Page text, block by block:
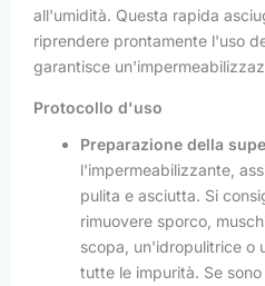
all'umidità. Questa rapida
riprendere prontamente l'uso
garantisce
Protocollo d'uso
Preparazione della
l'impermeabilizzante,
pulita e asciutta. Si
rimuovere sporco,
scopa, un'idropulitrice o
tutte le impurità. Se